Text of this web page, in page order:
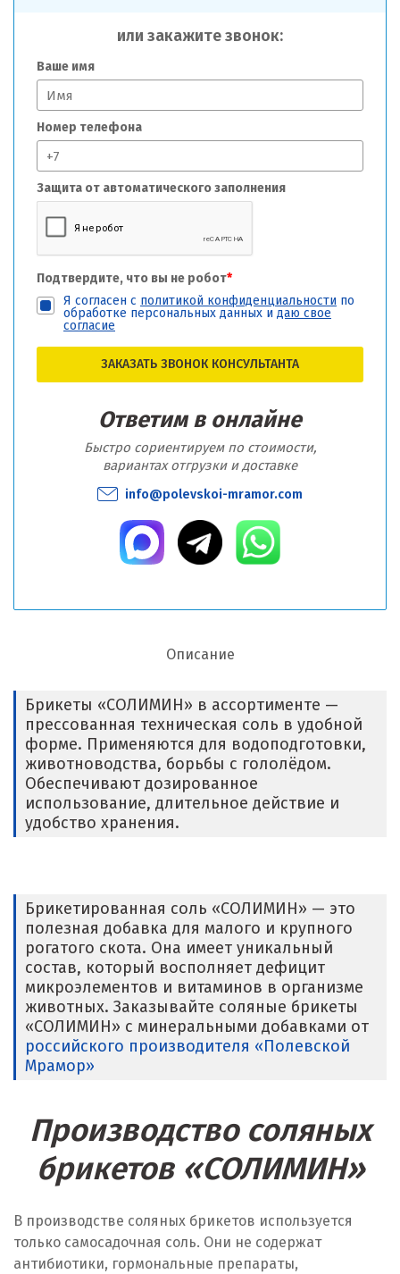
или закажите звонок:
Ваше имя
Номер телефона
Защита от автоматического заполнения
Подтвердите, что вы не робот*
Я согласен с политикой конфиденциальности по
обработке персональных данных и даю свое
согласие
ЗАКАЗАТЬ ЗВОНОК КОНСУЛЬТАНТА
Ответим в онлайне
Быстро сориентируем по стоимости,
вариантах отгрузки и доставке
info@polevskoi-mramor.com
Описание
Брикеты «СОЛИМИН» в ассортименте —
прессованная техническая соль в удобной
форме. Применяются для водоподготовки,
животноводства, борьбы с гололёдом.
Обеспечивают дозированное
использование, длительное действие и
удобство хранения.
Брикетированная соль «СОЛИМИН» — это
полезная добавка для малого и крупного
рогатого скота. Она имеет уникальный
состав, который восполняет дефицит
микроэлементов и витаминов в организме
животных. Заказывайте соляные брикеты
«СОЛИМИН» с минеральными добавками от
российского производителя «Полевской
Мрамор»
Производство соляных
брикетов «СОЛИМИН»
В производстве соляных брикетов используется
только самосадочная соль. Они не содержат
антибиотики, гормональные препараты,